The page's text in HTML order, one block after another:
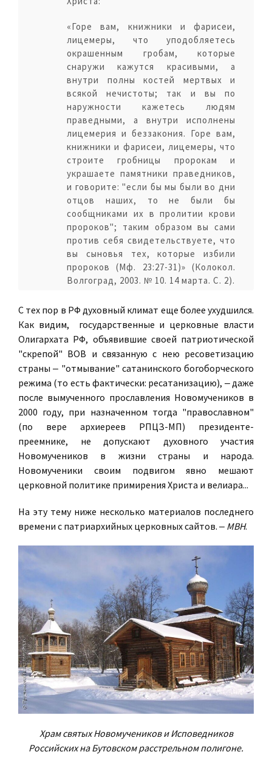
«Горе вам, книжники и фарисеи,
лицемеры, что уподобляетесь
окрашенным гробам, которые
снаружи кажутся красивыми, а
внутри полны костей мертвых и
всякой нечистоты; так и вы по
наружности кажетесь людям
праведными, а внутри исполнены
лицемерия и беззакония. Горе вам,
книжники и фарисеи, лицемеры, что
строите гробницы пророкам и
украшаете памятники праведников,
и говорите: "если бы мы были во дни
отцов наших, то не были бы
сообщниками их в пролитии крови
пророков"; таким образом вы сами
против себя свидетельствуете, что
вы сыновья тех, которые избили
пророков (Мф. 23:27-31)» (Колокол.
Волгоград, 2003. № 10. 14 марта. С. 2).
С тех пор в РФ духовный климат еще более ухудшился.
Как видим, государственные и церковные власти
Олигархата РФ, объявившие своей патриотической
"скрепой" ВОВ и связанную с нею ресоветизацию
страны ‒ "отмывание" сатанинского богоборческого
режима (то есть фактически: ресатанизацию), ‒ даже
после вымученного прославления Новомучеников в
2000 году, при назначенном тогда "православном"
(по вере архиереев РПЦЗ-МП) президенте-
преемнике, не допускают духовного участия
Новомучеников в жизни страны и народа.
Новомученики своим подвигом явно мешают
церковной политике примирения Христа и велиара...
На эту тему ниже несколько материалов последнего
времени с патриархийных церковных сайтов. ‒ МВН.
Храм святых Новомучеников и Исповедников
Российских на Бутовском расстрельном полигоне.